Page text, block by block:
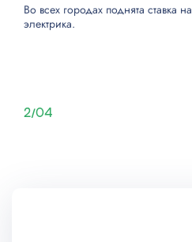
Во всех городах поднята ставка на
электрика.
2/04